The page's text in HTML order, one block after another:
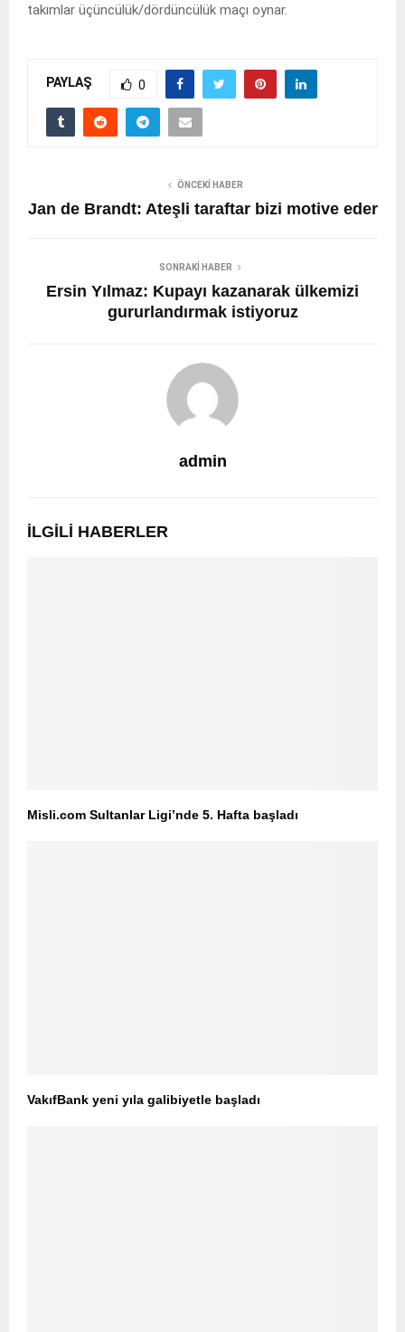
takımlar üçüncülük/dördüncülük maçı oynar.
PAYLAŞ 0
ÖNCEKI HABER
Jan de Brandt: Ateşli taraftar bizi motive eder
SONRAKI HABER
Ersin Yılmaz: Kupayı kazanarak ülkemizi
gururlandırmak istiyoruz
admin
İLGILI HABERLER
Misli.com Sultanlar Ligi’nde 5. Hafta başladı
VakıfBank yeni yıla galibiyetle başladı